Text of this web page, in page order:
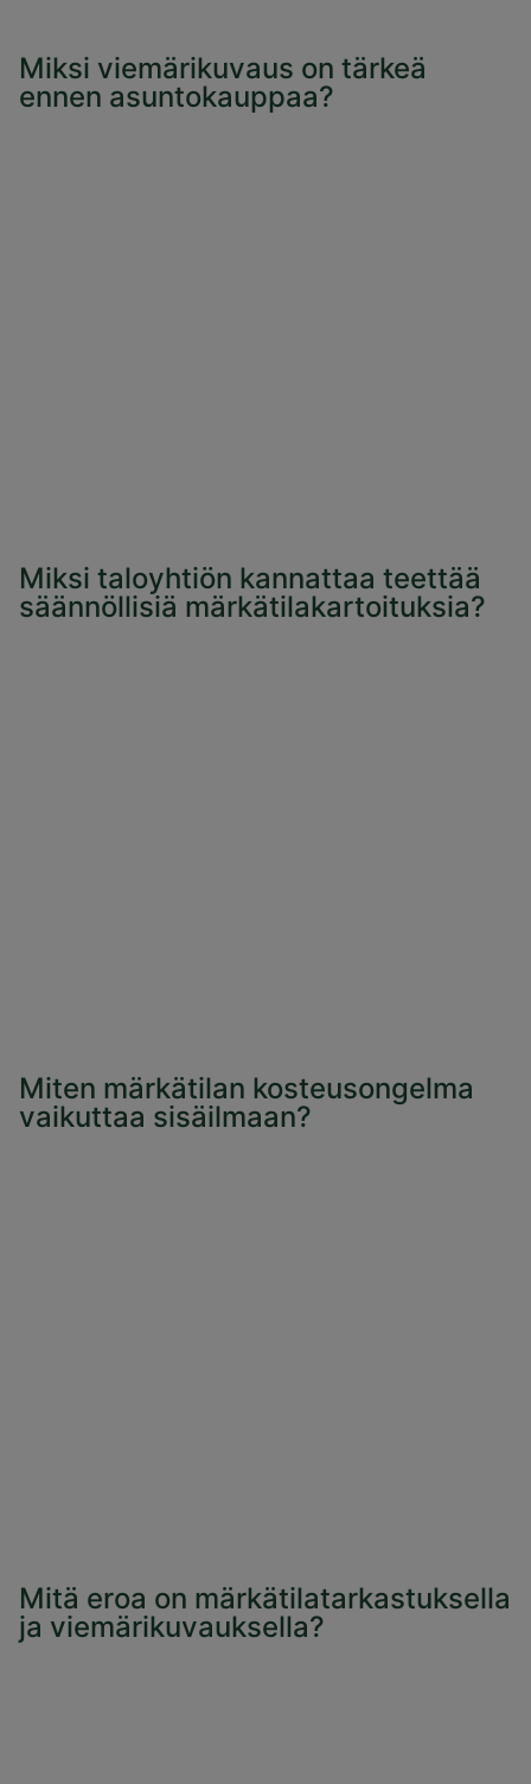
Miksi viemärikuvaus on tärkeä
ennen asuntokauppaa?
Miksi taloyhtiön kannattaa teettää
säännöllisiä märkätilakartoituksia?
Miten märkätilan kosteusongelma
vaikuttaa sisäilmaan?
Mitä eroa on märkätilatarkastuksella
ja viemärikuvauksella?